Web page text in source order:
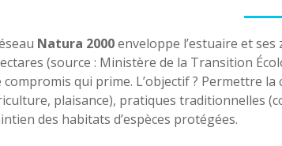
Natura 2000enveloppe l’estuaire et ses
(source : Ministère de la Transition
compromis qui prime. L’objectif ? Permettre
plaisance), pratiques traditionnelles
des habitats d’espèces protégées.